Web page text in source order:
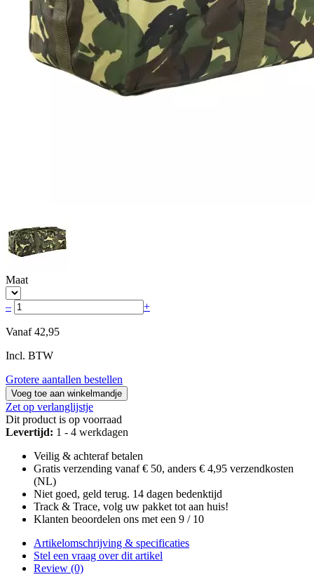
Maat
– +
Vanaf 42,95
Incl. BTW
Grotere aantallen bestellen
Voeg toe aan winkelmandje
Zet op verlanglijstje
Dit product is op voorraad
Levertijd: 1 - 4 werkdagen
Veilig & achteraf betalen
Gratis verzending vanaf € 50, anders € 4,95 verzendkosten
(NL)
Niet goed, geld terug. 14 dagen bedenktijd
Track & Trace, volg uw pakket tot aan huis!
Klanten beoordelen ons met een 9 / 10
Artikelomschrijving & specificaties
Stel een vraag over dit artikel
Review (0)